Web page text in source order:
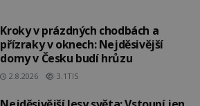
Kroky v prázdných chodbách a
přízraky v oknech: Nejděsivější
domy v Česku budí hrůzu
2.8.2026 3.1TIS